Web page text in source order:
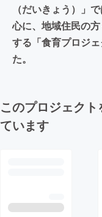
（だいきょう）」
心に、地域住民の
する「食育プロジ
た。
このプロジェク
ています